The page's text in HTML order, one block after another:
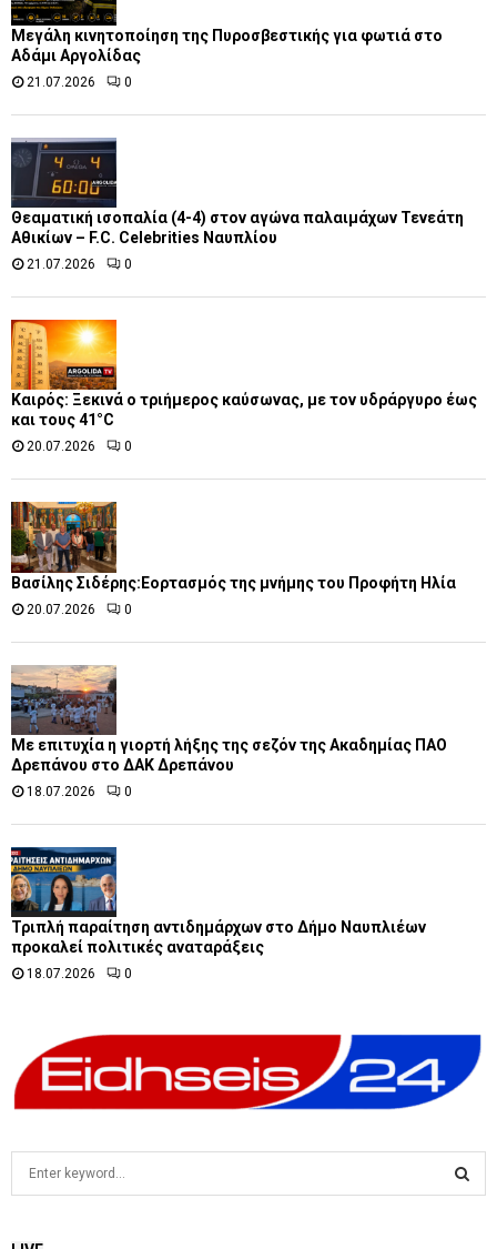
Μεγάλη κινητοποίηση της Πυροσβεστικής για φωτιά στο
Αδάμι Αργολίδας
21.07.2026 0
Θεαματική ισοπαλία (4-4) στον αγώνα παλαιμάχων Τενεάτη
Αθικίων – F.C. Celebrities Ναυπλίου
21.07.2026 0
Καιρός: Ξεκινά ο τριήμερος καύσωνας, με τον υδράργυρο έως
και τους 41°C
20.07.2026 0
Βασίλης Σιδέρης:Εορτασμός της μνήμης του Προφήτη Ηλία
20.07.2026 0
Με επιτυχία η γιορτή λήξης της σεζόν της Ακαδημίας ΠΑΟ
Δρεπάνου στο ΔΑΚ Δρεπάνου
18.07.2026 0
Τριπλή παραίτηση αντιδημάρχων στο Δήμο Ναυπλιέων
προκαλεί πολιτικές αναταράξεις
18.07.2026 0